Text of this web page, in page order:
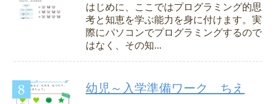
はじめに、ここではプログラミング的思
考と知恵を学ぶ能力を身に付けます。実
際にパソコンでプログラミングするので
はなく、その知...
幼児～入学準備ワーク ちえ